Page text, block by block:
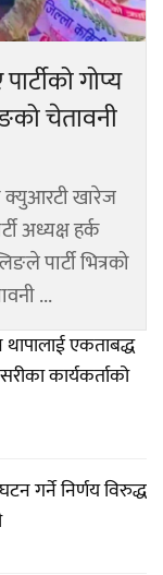
गोप्य
चेतावनी
खारेज
अध्यक्ष हर्क
पार्टी भित्रको
...
एकताबद्ध
कार्यकर्ताको
गर्ने निर्णय विरुद्ध